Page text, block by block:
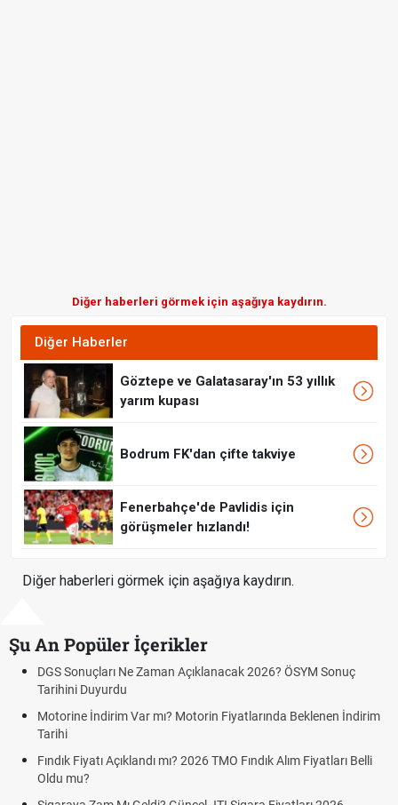
Diğer haberleri görmek için aşağıya kaydırın.
Diğer Haberler
Göztepe ve Galatasaray'ın 53 yıllık
yarım kupası
Bodrum FK'dan çifte takviye
Fenerbahçe'de Pavlidis için
görüşmeler hızlandı!
Diğer haberleri görmek için aşağıya kaydırın.
Şu An Popüler İçerikler
DGS Sonuçları Ne Zaman Açıklanacak 2026? ÖSYM Sonuç
Tarihini Duyurdu
Motorine İndirim Var mı? Motorin Fiyatlarında Beklenen İndirim
Tarihi
Fındık Fiyatı Açıklandı mı? 2026 TMO Fındık Alım Fiyatları Belli
Oldu mu?